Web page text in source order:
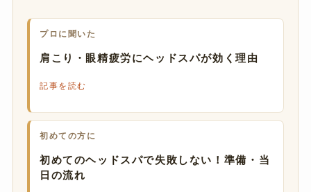
プロに聞いた
肩こり・眼精疲労にヘッドスパが効く理由
記事を読む
初めての方に
初めてのヘッドスパで失敗しない！準備・当
日の流れ